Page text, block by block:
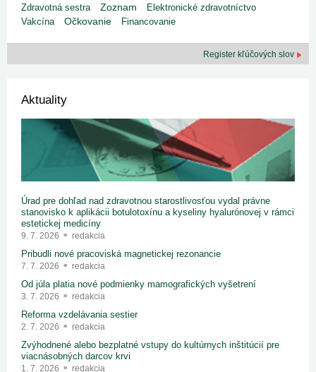
Zdravotná sestra
Zoznam
Elektronické zdravotníctvo
Vakcína
Očkovanie Financovanie
Register kľúčových slov
Aktuality
Úrad pre dohľad nad zdravotnou starostlivosťou vydal právne
stanovisko k aplikácii botulotoxínu a kyseliny hyalurónovej v rámci
estetickej medicíny
9. 7. 2026 redakcia
Pribudli nové pracoviská magnetickej rezonancie
7. 7. 2026 redakcia
Od júla platia nové podmienky mamografických vyšetrení
3. 7. 2026 redakcia
Reforma vzdelávania sestier
2. 7. 2026 redakcia
Zvýhodnené alebo bezplatné vstupy do kultúrnych inštitúcií pre
viacnásobných darcov krvi
1. 7. 2026 redakcia